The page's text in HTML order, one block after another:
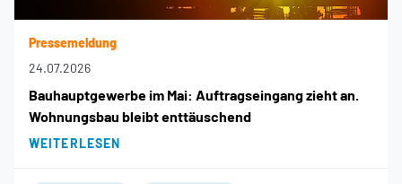
Pressemeldung
24.07.2026
Bauhauptgewerbe im Mai: Auftragseingang zieht an.
Wohnungsbau bleibt enttäuschend
WEITERLESEN